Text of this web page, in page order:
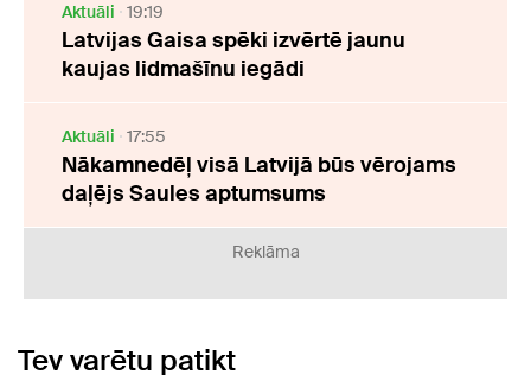
Aktuāli 19:19
Latvijas Gaisa spēki izvērtē jaunu
kaujas lidmašīnu iegādi
Aktuāli 17:55
Nākamnedēļ visā Latvijā būs vērojams
daļējs Saules aptumsums
Reklāma
Tev varētu patikt